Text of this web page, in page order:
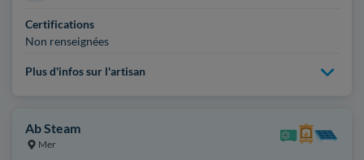
Certifications
Non renseignées
Plus d'infos sur l'artisan
Ab Steam
Mer